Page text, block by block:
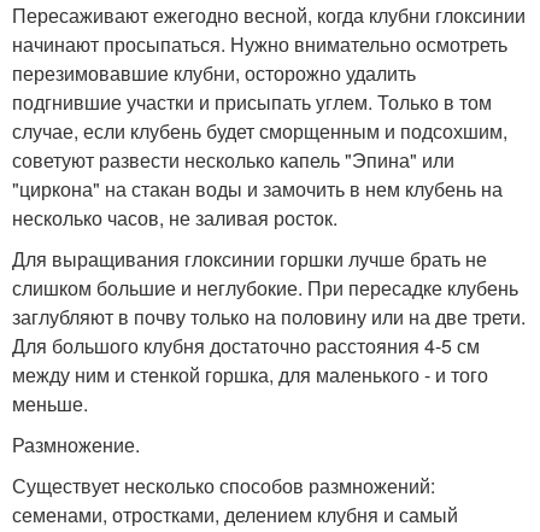
Пересаживают ежегодно весной, когда клубни глоксинии
начинают просыпаться. Нужно внимательно осмотреть
перезимовавшие клубни, осторожно удалить
подгнившие участки и присыпать углем. Только в том
случае, если клубень будет сморщенным и подсохшим,
советуют развести несколько капель "Эпина" или
"циркона" на стакан воды и замочить в нем клубень на
несколько часов, не заливая росток.
Для выращивания глоксинии горшки лучше брать не
слишком большие и неглубокие. При пересадке клубень
заглубляют в почву только на половину или на две трети.
Для большого клубня достаточно расстояния 4-5 см
между ним и стенкой горшка, для маленького - и того
меньше.
Размножение.
Существует несколько способов размножений:
семенами, отростками, делением клубня и самый